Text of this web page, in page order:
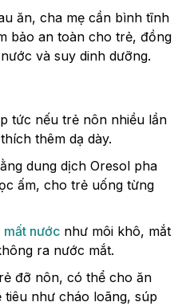
ăn, cha mẹ cần bình tĩnh
bảo an toàn cho trẻ, đồng
và suy dinh dưỡng.
tức nếu trẻ nôn nhiều lần
thêm dạ dày.
dung dịch Oresol pha
ấm, cho trẻ uống từng
mất nước như môi khô, mắt
ra nước mắt.
đỡ nôn, có thể cho ăn
như cháo loãng, súp